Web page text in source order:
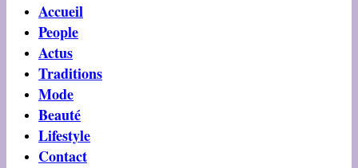
Accueil
People
Actus
Traditions
Mode
Beauté
Lifestyle
Contact